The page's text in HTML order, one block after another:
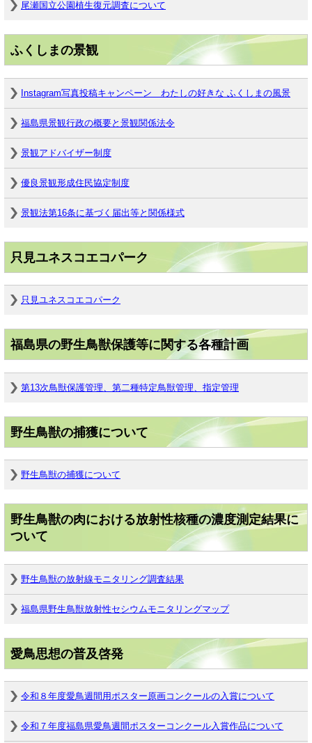
尾瀬国立公園植生復元調査について
ふくしまの景観
Instagram写真投稿キャンペーン わたしの好きな ふくしまの風景
福島県景観行政の概要と景観関係法令
景観アドバイザー制度
優良景観形成住民協定制度
景観法第16条に基づく届出等と関係様式
只見ユネスコエコパーク
只見ユネスコエコパーク
福島県の野生鳥獣保護等に関する各種計画
第13次鳥獣保護管理、第二種特定鳥獣管理、指定管理
野生鳥獣の捕獲について
野生鳥獣の捕獲について
野生鳥獣の肉における放射性核種の濃度測定結果に
ついて
野生鳥獣の放射線モニタリング調査結果
福島県野生鳥獣放射性セシウムモニタリングマップ
愛鳥思想の普及啓発
令和８年度愛鳥週間用ポスター原画コンクールの入賞について
令和７年度福島県愛鳥週間ポスターコンクール入賞作品について